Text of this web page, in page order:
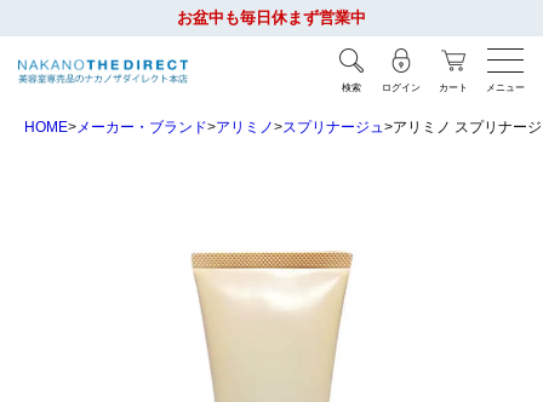
お盆中も毎日休まず営業中
検索 ログイン カート メニュー
HOME メーカー・ブランド アリミノ スプリナージュ アリミノ スプリナー